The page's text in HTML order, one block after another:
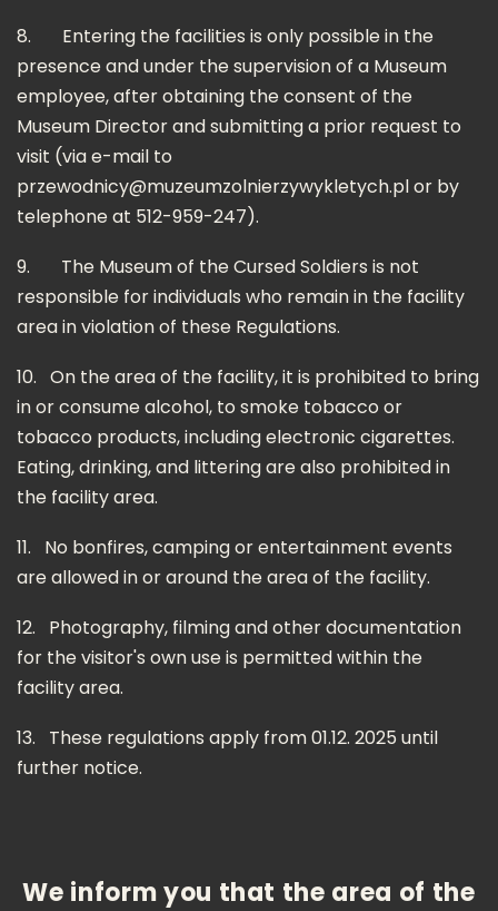
8. Entering the facilities is only possible in the
presence and under the supervision of a Museum
employee, after obtaining the consent of the
Museum Director and submitting a prior request to
visit (via e-mail to
przewodnicy@muzeumzolnierzywykletych.plor by
telephone at 512-959-247).
9. The Museum of the Cursed Soldiers is not
responsible for individuals who remain in the facility
area in violation of these Regulations.
10. On the area of the facility, it is prohibited to bring
in or consume alcohol, to smoke tobacco or
tobacco products, including electronic cigarettes.
Eating, drinking, and littering are also prohibited in
the facility area.
11. No bonfires, camping or entertainment events
are allowed in or around the area of the facility.
12. Photography, filming and other documentation
for the visitor's own use is permitted within the
facility area.
13. These regulations apply from 01.12. 2025 until
further notice.
We inform you that the area of the